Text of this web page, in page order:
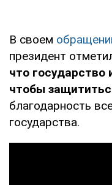
В своем
президент
что
чтобы
благодарность
государства.